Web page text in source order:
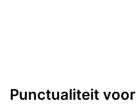
Punctualiteit